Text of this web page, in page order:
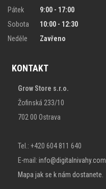
Pátek
9:00 - 17:00
Sobota
10:00 - 12:30
Neděle
Zavřeno
KONTAKT
Grow Store s.r.o.
Žofinská 233/10
702 00 Ostrava
Tel.: +420 604 811 640
E-mail: info@digitalnivahy.com
Mapa jak se k nám dostanete.